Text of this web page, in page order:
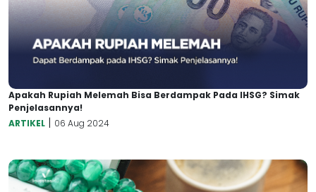
Apakah Rupiah Melemah Bisa Berdampak Pada IHSG? Simak
Penjelasannya!
ARTIKEL | 06 Aug 2024